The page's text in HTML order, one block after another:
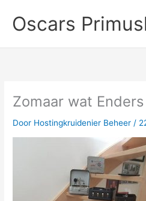
naar
inhoud
Oscars
Zomaar wat
Door Hostingkruidenier Beheer /